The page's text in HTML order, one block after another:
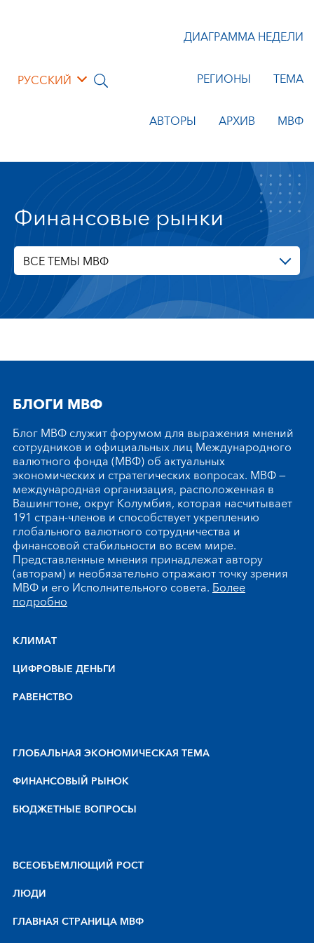
РУССКИЙ
ДИАГРАММА НЕДЕЛИ
РЕГИОНЫ ТЕМА
АВТОРЫ АРХИВ МВФ
Финансовые рынки
ВСЕ ТЕМЫ МВФ
БЛОГИ МВФ
Блог МВФ служит форумом для выражения мнений
сотрудников и официальных лиц Международного
валютного фонда (МВФ) об актуальных
экономических и стратегических вопросах. МВФ —
международная организация, расположенная в
Вашингтоне, округ Колумбия, которая насчитывает
191 стран-членов и способствует укреплению
глобального валютного сотрудничества и
финансовой стабильности во всем мире.
Представленные мнения принадлежат автору
(авторам) и необязательно отражают точку зрения
МВФ и его Исполнительного совета.Более
подробно
КЛИМАТ
ЦИФРОВЫЕ ДЕНЬГИ
РАВЕНСТВО
ГЛОБАЛЬНАЯ ЭКОНОМИЧЕСКАЯ ТЕМА
ФИНАНСОВЫЙ РЫНОК
БЮДЖЕТНЫЕ ВОПРОСЫ
BCEOБЪEMЛЮЩИЙ POCT
ЛЮДИ
ГЛАВНАЯ СТРАНИЦА МВФ